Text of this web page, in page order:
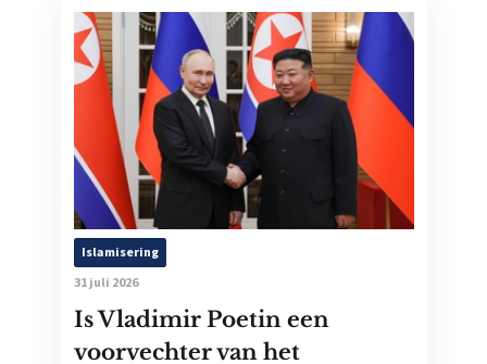
Islamisering
31 juli 2026
Is Vladimir Poetin een
voorvechter van het